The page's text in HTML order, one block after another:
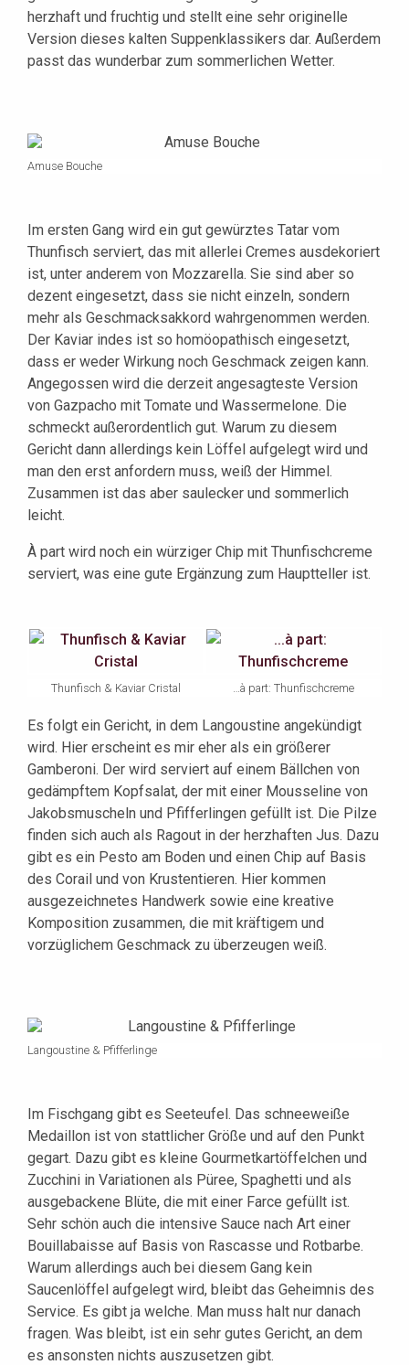
herzhaft und fruchtig und stellt eine sehr originelle
Version dieses kalten Suppenklassikers dar. Außerdem
passt das wunderbar zum sommerlichen Wetter.
Amuse Bouche
Im ersten Gang wird ein gut gewürztes Tatar vom
Thunfisch serviert, das mit allerlei Cremes ausdekoriert
ist, unter anderem von Mozzarella. Sie sind aber so
dezent eingesetzt, dass sie nicht einzeln, sondern
mehr als Geschmacksakkord wahrgenommen werden.
Der Kaviar indes ist so homöopathisch eingesetzt,
dass er weder Wirkung noch Geschmack zeigen kann.
Angegossen wird die derzeit angesagteste Version
von Gazpacho mit Tomate und Wassermelone. Die
schmeckt außerordentlich gut. Warum zu diesem
Gericht dann allerdings kein Löffel aufgelegt wird und
man den erst anfordern muss, weiß der Himmel.
Zusammen ist das aber saulecker und sommerlich
leicht.
À part wird noch ein würziger Chip mit Thunfischcreme
serviert, was eine gute Ergänzung zum Hauptteller ist.
Thunfisch & Kaviar Cristal …à part: Thunfischcreme
Es folgt ein Gericht, in dem Langoustine angekündigt
wird. Hier erscheint es mir eher als ein größerer
Gamberoni. Der wird serviert auf einem Bällchen von
gedämpftem Kopfsalat, der mit einer Mousseline von
Jakobsmuscheln und Pfifferlingen gefüllt ist. Die Pilze
finden sich auch als Ragout in der herzhaften Jus. Dazu
gibt es ein Pesto am Boden und einen Chip auf Basis
des Corail und von Krustentieren. Hier kommen
ausgezeichnetes Handwerk sowie eine kreative
Komposition zusammen, die mit kräftigem und
vorzüglichem Geschmack zu überzeugen weiß.
Langoustine & Pfifferlinge
Im Fischgang gibt es Seeteufel. Das schneeweiße
Medaillon ist von stattlicher Größe und auf den Punkt
gegart. Dazu gibt es kleine Gourmetkartöffelchen und
Zucchini in Variationen als Püree, Spaghetti und als
ausgebackene Blüte, die mit einer Farce gefüllt ist.
Sehr schön auch die intensive Sauce nach Art einer
Bouillabaisse auf Basis von Rascasse und Rotbarbe.
Warum allerdings auch bei diesem Gang kein
Saucenlöffel aufgelegt wird, bleibt das Geheimnis des
Service. Es gibt ja welche. Man muss halt nur danach
fragen. Was bleibt, ist ein sehr gutes Gericht, an dem
es ansonsten nichts auszusetzen gibt.